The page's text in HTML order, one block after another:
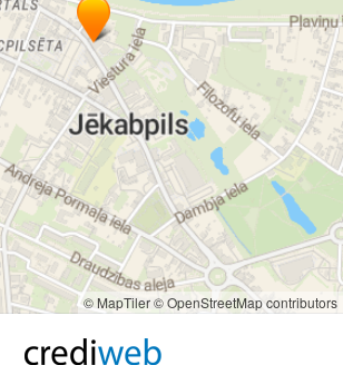
© MapTiler© OpenStreetMap contributors